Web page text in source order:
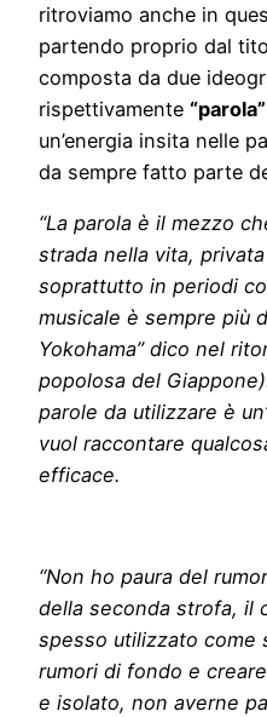
ritroviamo anche in
partendo proprio dal
composta da due
rispettivamente
un’energia insita nelle
da sempre fatto parte
“La parola è il mezzo
strada nella vita,
soprattutto in periodi
musicale è sempre più
Yokohama” dico nel
popolosa del
parole da utilizzare è
vuol raccontare
efficace.
“Non ho paura del
della seconda strofa, il
spesso utilizzato come
rumori di fondo e
e isolato, non averne